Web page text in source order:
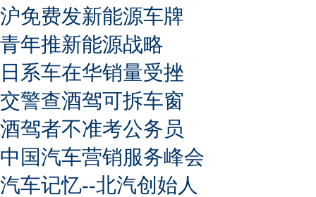
沪免费发新能源车牌
青年推新能源战略
日系车在华销量受挫
交警查酒驾可拆车窗
酒驾者不准考公务员
中国汽车营销服务峰会
汽车记忆--北汽创始人